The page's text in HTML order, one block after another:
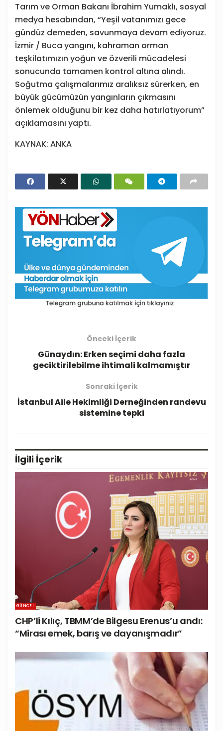
Tarım ve Orman Bakanı İbrahim Yumaklı, sosyal
medya hesabından, “Yeşil vatanımızı gece
gündüz demeden, savunmaya devam ediyoruz.
İzmir / Buca yangını, kahraman orman
teşkilatımızın yoğun ve özverili mücadelesi
sonucunda tamamen kontrol altına alındı.
Soğutma çalışmalarımız aralıksız sürerken, en
büyük gücümüzün yangınların çıkmasını
önlemek olduğunu bir kez daha hatırlatıyorum”
açıklamasını yaptı.
KAYNAK: ANKA
Önceki İçerik
Günaydın: Erken seçimi daha fazla
geciktirilebilme ihtimali kalmamıştır
Sonraki İçerik
İstanbul Aile Hekimliği Derneğinden randevu
sistemine tepki
İlgili İçerik
GÜNCEL
CHP’li Kılıç, TBMM’de Bilgesu Erenus’u andı:
“Mirası emek, barış ve dayanışmadır”